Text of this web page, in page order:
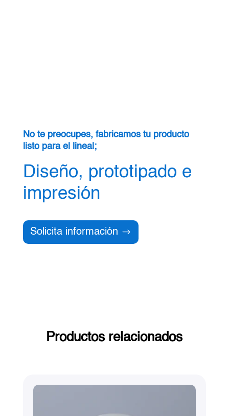
No te preocupes, fabricamos tu producto
listo para el lineal;
Diseño, prototipado e
impresión
Solicita información
Productos relacionados